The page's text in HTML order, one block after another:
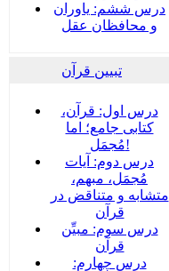
درس ششم: یاوران
و محافظان عقل
تبیین قرآن
درس اول: قرآن،
کتابی جامع؛ اما
مُجمَل!
درس دوم: آیات
مُجمَل، مبهم،
متشابه و متناقض در
قرآن
درس سوم: مبیِّن
قرآن
درس چهارم: